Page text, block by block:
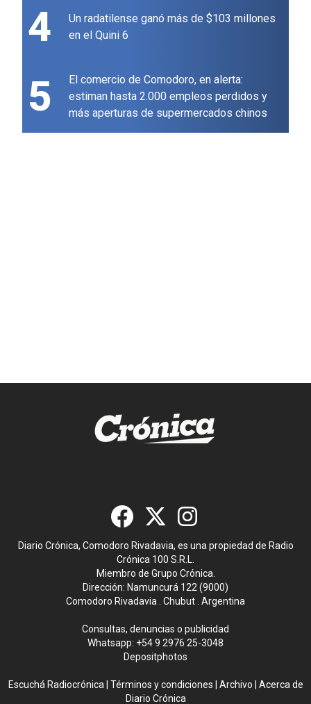
4
Un radatilense ganó más de $103 millones
en el Quini 6
5
El comercio de Comodoro, en alerta:
estiman hasta 2.000 empleos perdidos y
más aperturas de supermercados chinos
Diario Crónica, Comodoro Rivadavia, es una propiedad de Radio
Crónica 100 S.R.L.
Miembro de Grupo Crónica.
Dirección: Namuncurá 122 (9000)
Comodoro Rivadavia . Chubut . Argentina
Consultas, denuncias o publicidad
Whatsapp: +54 9 2976 25-3048
Depositphotos
Escuchá Radiocrónica Términos y condiciones Archivo
Acerca de
Diario Crónica